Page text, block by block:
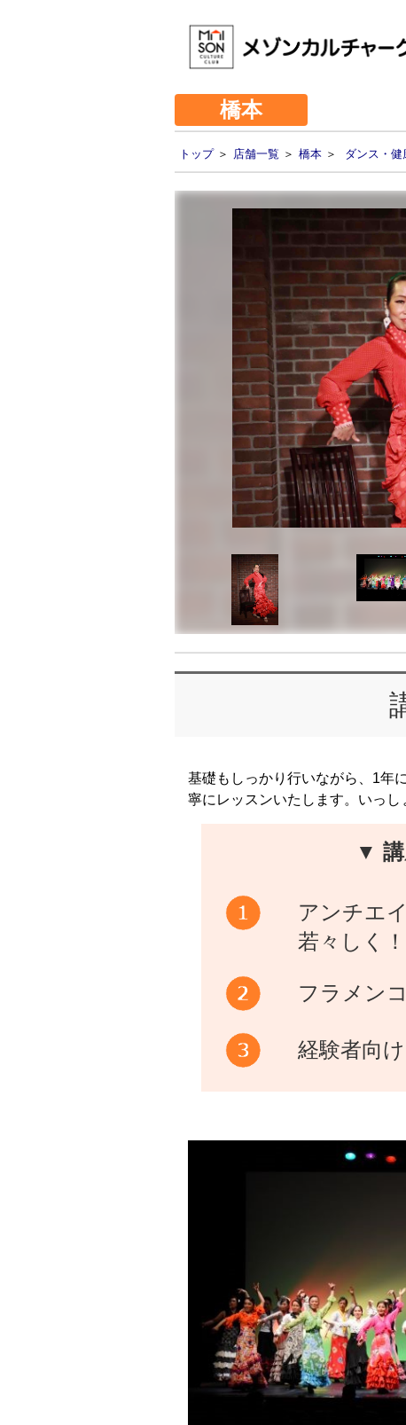
橋本
トップ＞ 店舗一覧 ＞ 橋本 ＞ ダンス・健
基礎もしっかり行いながら、1年
寧にレッスンいたします。いっし
▼ 講
アンチエ
若々しく！
フラメン
経験者向け